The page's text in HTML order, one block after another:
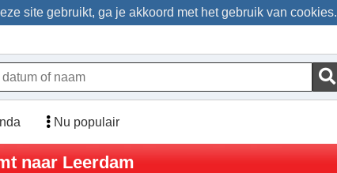
site gebruikt, ga je akkoord met het gebruik van cookies.
Nu populair
naar Leerdam